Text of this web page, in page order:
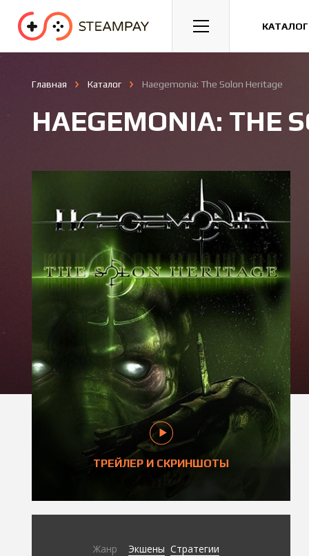
Спорт Гонки Казуальные
Главная Каталог Haegemonia: The Solon Heritage
HAEGEMONIA: THE
ТРЕЙЛЕР И СКРИНШОТЫ
Жанр Экшены Стратегии